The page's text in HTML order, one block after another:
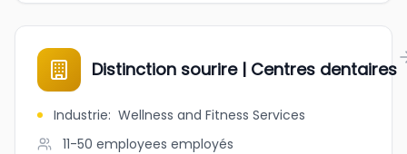
Distinction sourire | Centres dentaires
Industrie: Wellness and Fitness Services
11-50 employees employés